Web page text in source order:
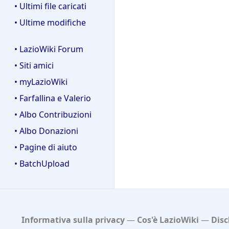
• Ultimi file caricati
• Ultime modifiche
• LazioWiki Forum
• Siti amici
• myLazioWiki
• Farfallina e Valerio
• Albo Contribuzioni
• Albo Donazioni
• Pagine di aiuto
• BatchUpload
Informativa sulla privacy Cos'è LazioWiki